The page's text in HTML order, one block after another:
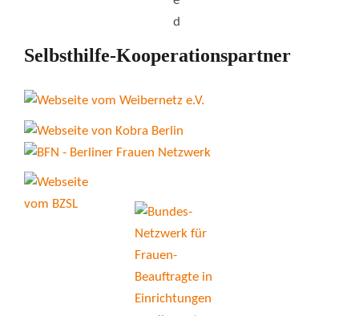
Selbsthilfe-Kooperationspartner